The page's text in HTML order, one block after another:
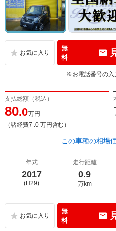
無
料
※お電話番号の入
支払総額（税込）
80.0万円
（諸経費7 .0 万円含む）
この車種の相場
年式
2017
(H29)
走行距離
0.9
万km
無
料